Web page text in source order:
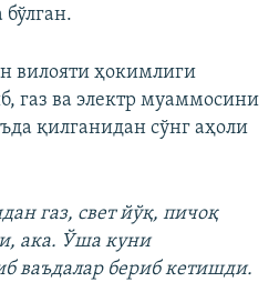
бўлган.
вилояти ҳокимлиги
газ ва электр муаммосини
қилганидан сўнг аҳоли
газ, свет йўқ, пичоқ
ака. Ўша куни
ваъдалар бериб кетишди.